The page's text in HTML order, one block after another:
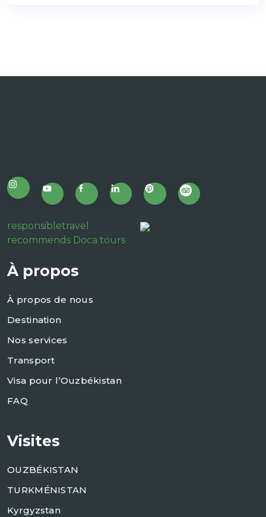
responsibletravel
recommends Doca tours
À propos
À propos de nous
Destination
Nos services
Transport
Visa pour l’Ouzbékistan
FAQ
Visites
OUZBÉKISTAN
TURKMÉNISTAN
Kyrgyzstan